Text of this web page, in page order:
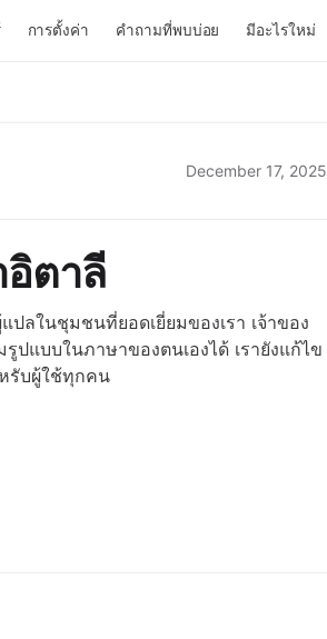
การตั้งค่า คำถามที่พบบ่อย มีอะไรใหม่
December 17, 2025
ตาลี
ลในชุมชนที่ยอดเยี่ยมของเรา เจ้าของ
ปแบบในภาษาของตนเองได้ เรายังแก้ไข
รับผู้ใช้ทุกคน